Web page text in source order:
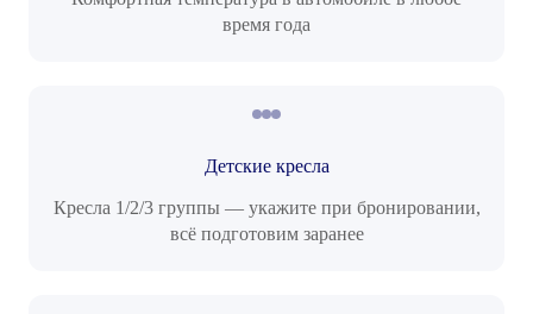
время года
Детские кресла
Кресла 1/2/3 группы — укажите при бронировании,
всё подготовим заранее